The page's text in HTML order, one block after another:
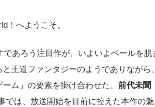
！へようこそ。
あろう注目作が、いよいよベールを脱
王道ファンタジーのようでありながら、
ム」の要素を掛け合わせた、 前代未聞
では、放送開始を目前に控えた本作の魅